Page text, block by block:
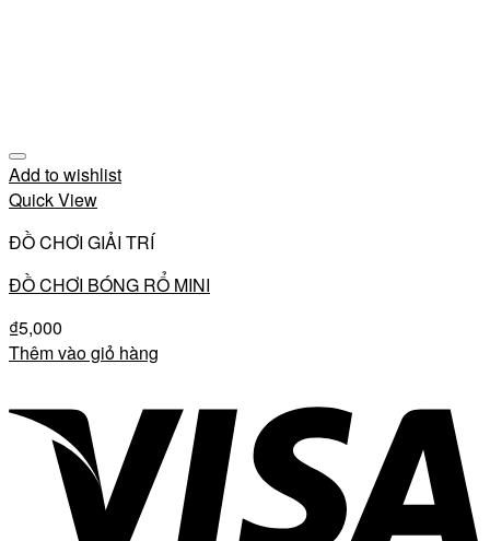
Add to wishlist
Quick View
ĐỒ CHƠI GIẢI TRÍ
ĐỒ CHƠI BÓNG RỔ MINI
₫5,000
Thêm vào giỏ hàng